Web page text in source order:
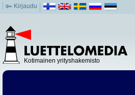
Kirjaudu
Kotimainen yrityshakemisto